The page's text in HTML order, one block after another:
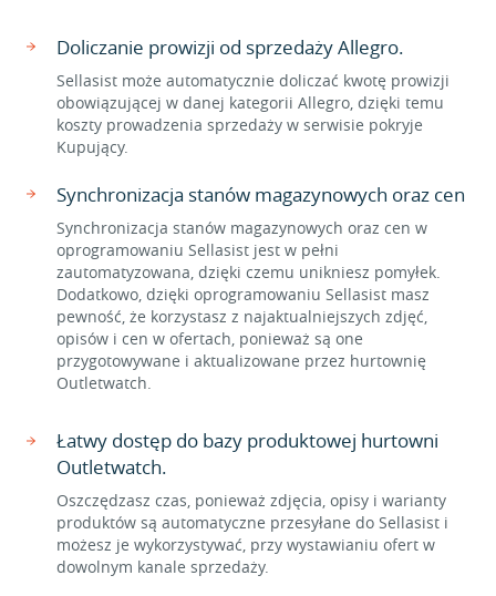
Doliczanie prowizji od sprzedaży Allegro.
Sellasist może automatycznie doliczać kwotę prowizji
obowiązującej w danej kategorii Allegro, dzięki temu
koszty prowadzenia sprzedaży w serwisie pokryje
Kupujący.
Synchronizacja stanów magazynowych oraz cen
Synchronizacja stanów magazynowych oraz cen w
oprogramowaniu Sellasist jest w pełni
zautomatyzowana, dzięki czemu unikniesz pomyłek.
Dodatkowo, dzięki oprogramowaniu Sellasist masz
pewność, że korzystasz z najaktualniejszych zdjęć,
opisów i cen w ofertach, ponieważ są one
przygotowywane i aktualizowane przez hurtownię
Outletwatch.
Łatwy dostęp do bazy produktowej hurtowni
Outletwatch.
Oszczędzasz czas, ponieważ zdjęcia, opisy i warianty
produktów są automatyczne przesyłane do Sellasist i
możesz je wykorzystywać, przy wystawianiu ofert w
dowolnym kanale sprzedaży.